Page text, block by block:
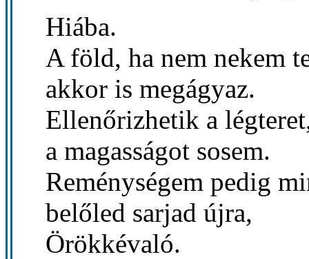
Hiába.
A föld, ha nem nekem
akkor is megágyaz.
Ellenőrizhetik a
a magasságot sosem.
Reménységem pedig
belőled sarjad újra,
Örökkévaló.